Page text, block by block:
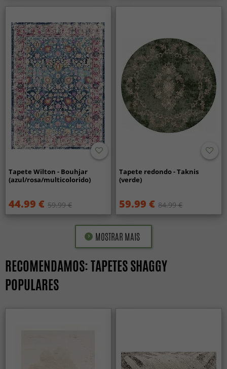
Tapete Wilton - Bouhjar
(azul/rosa/multicolorido)
44.99 € 59.99 €
Tapete redondo - Taknis
(verde)
59.99 € 84.99 €
MOSTRAR MAIS
RECOMENDAMOS: TAPETES SHAGGY
POPULARES